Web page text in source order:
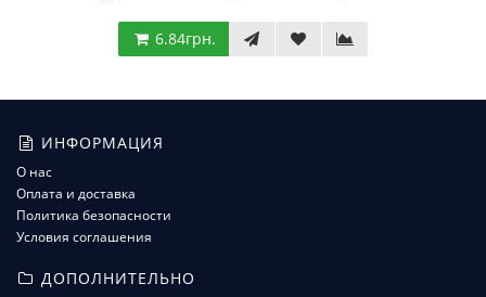
6.84грн.
ИНФОРМАЦИЯ
О нас
Оплата и доставка
Политика безопасности
Условия соглашения
ДОПОЛНИТЕЛЬНО